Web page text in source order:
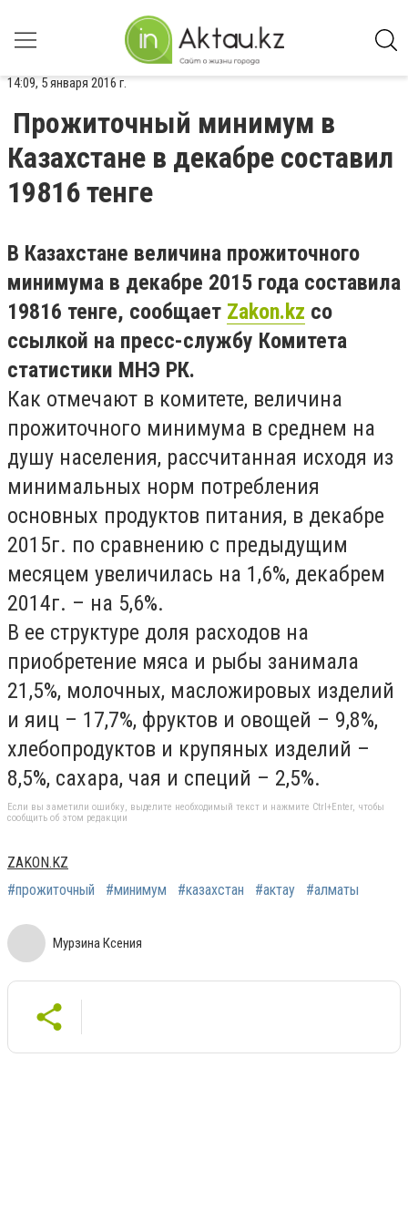
14:09, 5 января 2016 г.
Прожиточный минимум в
Казахстане в декабре составил
19816 тенге
В Казахстане величина прожиточного
минимума в декабре 2015 года составила
19816 тенге, сообщает Zakon.kz со
ссылкой на пресс-службу Комитета
статистики МНЭ РК.
Как отмечают в комитете, величина
прожиточного минимума в среднем на
душу населения, рассчитанная исходя из
минимальных норм потребления
основных продуктов питания, в декабре
2015г. по сравнению с предыдущим
месяцем увеличилась на 1,6%, декабрем
2014г. – на 5,6%.
В ее структуре доля расходов на
приобретение мяса и рыбы занимала
21,5%, молочных, масложировых изделий
и яиц – 17,7%, фруктов и овощей – 9,8%,
хлебопродуктов и крупяных изделий –
8,5%, сахара, чая и специй – 2,5%.
Если вы заметили ошибку, выделите необходимый текст и нажмите Ctrl+Enter, чтобы
сообщить об этом редакции
ZAKON.KZ
#прожиточный
#минимум #казахстан #актау #алматы
Мурзина Ксения